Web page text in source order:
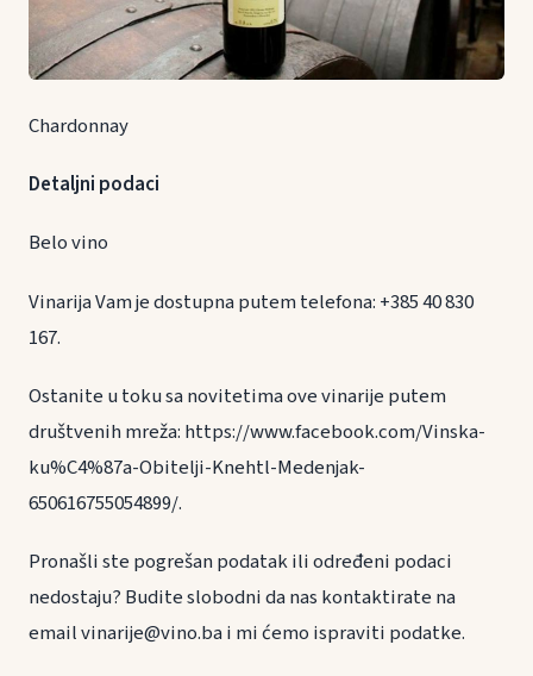
Chardonnay
Detaljni podaci
Belo vino
Vinarija Vam je dostupna putem telefona: +385 40 830
167.
Ostanite u toku sa novitetima ove vinarije putem
društvenih mreža: https://www.facebook.com/Vinska-
ku%C4%87a-Obitelji-Knehtl-Medenjak-
650616755054899/.
Pronašli ste pogrešan podatak ili određeni podaci
nedostaju? Budite slobodni da nas kontaktirate na
email vinarije@vino.ba i mi ćemo ispraviti podatke.